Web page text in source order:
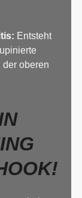
Entsteht
oberen